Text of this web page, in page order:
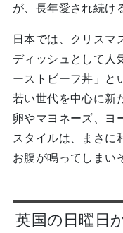
が、長年愛され続け
日本では、クリスマ
ディッシュとして人
ーストビーフ丼」と
若い世代を中心に新
卵やマヨネーズ、ヨ
スタイルは、まさに
お腹が鳴ってしまい
英国の日曜日